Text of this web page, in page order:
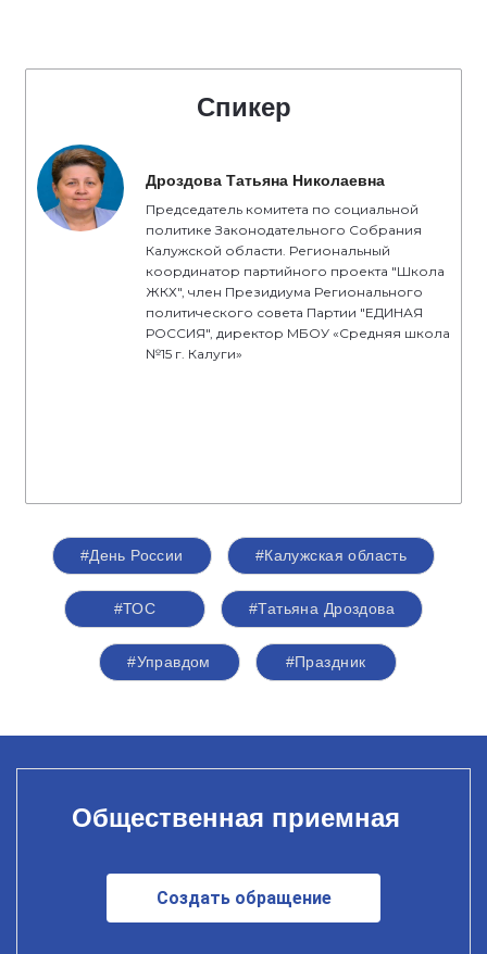
Спикер
Дроздова Татьяна Николаевна
Председатель комитета по социальной
политике Законодательного Собрания
Калужской области. Региональный
координатор партийного проекта "Школа
ЖКХ", член Президиума Регионального
политического совета Партии "ЕДИНАЯ
РОССИЯ", директор МБОУ «Средняя школа
№15 г. Калуги»
#День России #Калужская область
#ТОС #Татьяна Дроздова
#Управдом #Праздник
Общественная приемная
Создать обращение